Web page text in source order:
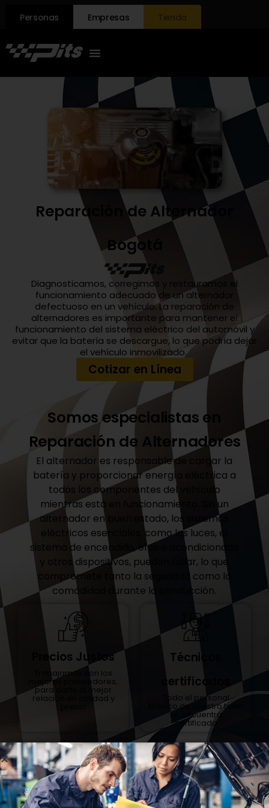
Personas Empresas
Reparación de Alternador
Bogotá
Diagnosticamos, corregimos y restauramos el
funcionamiento adecuado de un alternador
defectuoso en un vehículo. La reparación de
alternadores es importante para mantener el
funcionamiento del sistema eléctrico del automóvil y
evitar que la batería se descargue, lo que podría dejar
el vehículo inmovilizado.
Cotizar en Línea
Somos especialistas en
Reparación de Alternadores
El alternador es responsable de cargar la
batería y proporcionar energía eléctrica a
todos los componentes del vehículo
mientras está en funcionamiento. Sin un
alternador en buen estado, los sistemas
eléctricos esenciales, como las luces, el
sistema de encendido, el aire acondicionado
y otros dispositivos, pueden fallar, lo que
compromete tanto la seguridad como la
comodidad durante la conducción.
Precios Justos
Trabajamos con los
mejores proveedores,
para darte la mejor
relación en calidad y
Técnicos
certificados
Todo el personal
técnico de nuestro taller
se encuentra
certificado
Tecnología Garantía